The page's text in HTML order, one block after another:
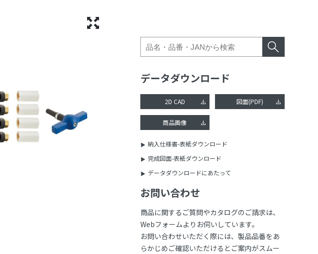
データダウンロード
2D CAD 図面(PDF)
商品画像
納入仕様書-表紙ダウンロード
完成図面-表紙ダウンロード
データダウンロードにあたって
お問い合わせ
商品に関するご質問やカタログのご請求は、
Webフォームよりお伺いしています。
お問い合わせいただく際には、製品品番をあ
らかじめご確認いただけるとご案内がスムー